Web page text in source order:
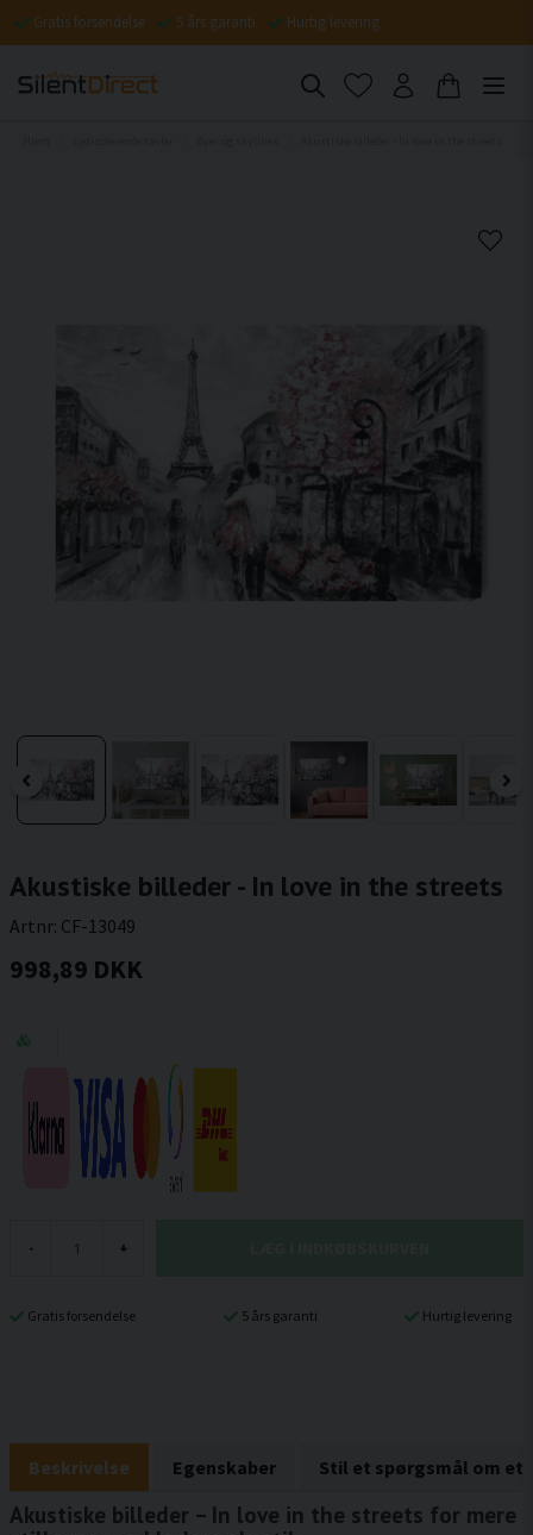
Gratis forsendelse 5 års garanti Hurtig levering
Akustiske billeder - In love in the streets
Artnr: CF-13049
998,89 DKK
- +
Gratis forsendelse 5 års garanti Hurtig levering
Beskrivelse Egenskaber Stil et spørgsmål om et
Akustiske billeder – In love in the streets for mere